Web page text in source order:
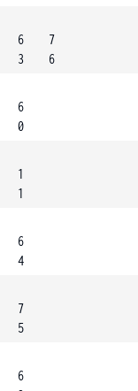
6
3
7
6
6
0
1
1
6
4
7
5
6